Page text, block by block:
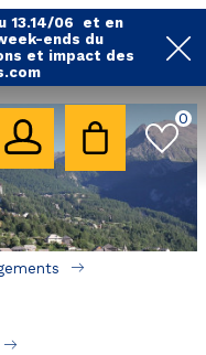
13.14/06 et en
ends du
et impact des
0
piscine
qualité
( VTT,